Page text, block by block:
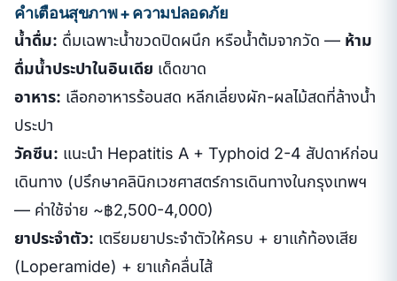
คำเตือนสุขภาพ + ความปลอดภัย
น้ำดื่ม: ดื่มเฉพาะน้ำขวดปิดผนึก หรือน้ำต้มจากวัด — ห้าม
ดื่มน้ำประปาในอินเดีย เด็ดขาด
อาหาร: เลือกอาหารร้อนสด หลีกเลี่ยงผัก-ผลไม้สดที่ล้างน้ำ
ประปา
วัคซีน: แนะนำ Hepatitis A + Typhoid 2-4 สัปดาห์ก่อน
เดินทาง (ปรึกษาคลินิกเวชศาสตร์การเดินทางในกรุงเทพฯ
— ค่าใช้จ่าย ~฿2,500-4,000)
ยาประจำตัว: เตรียมยาประจำตัวให้ครบ + ยาแก้ท้องเสีย
(Loperamide) + ยาแก้คลื่นไส้